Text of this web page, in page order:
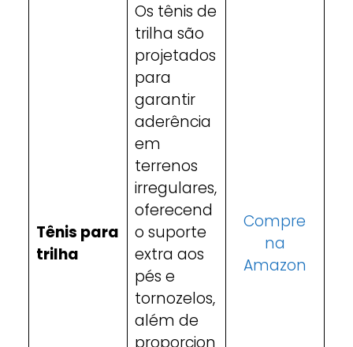
Tênis para
trilha
Os tênis de
trilha são
projetados
para
garantir
aderência
em
terrenos
irregulares,
oferecend
o suporte
extra aos
pés e
tornozelos,
além de
Compre
na
Amazon